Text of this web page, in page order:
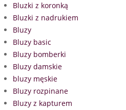
Bluzki z koronką
Bluzki z nadrukiem
Bluzy
Bluzy basic
Bluzy bomberki
Bluzy damskie
bluzy męskie
Bluzy rozpinane
Bluzy z kapturem